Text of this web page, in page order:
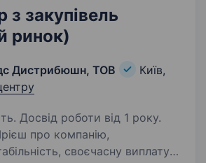
закупівель
ринок)
Дистрибюшн, ТОВ
Київ,
Досвід роботи від 1 року.
своєчасну виплату